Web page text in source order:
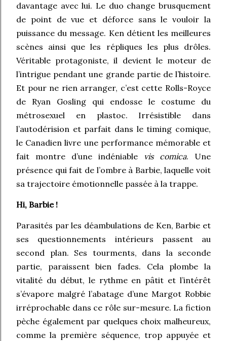
davantage avec lui. Le duo change brusquement
de point de vue et déforce sans le vouloir la
puissance du message. Ken détient les meilleures
scènes ainsi que les répliques les plus drôles.
Véritable protagoniste, il devient le moteur de
l’intrigue pendant une grande partie de l’histoire.
Et pour ne rien arranger, c’est cette Rolls-Royce
de Ryan Gosling qui endosse le costume du
métrosexuel en plastoc. Irrésistible dans
l’autodérision et parfait dans le timing comique,
le Canadien livre une performance mémorable et
fait montre d’une indéniable vis comica. Une
présence qui fait de l’ombre à Barbie, laquelle voit
sa trajectoire émotionnelle passée à la trappe.
Hi, Barbie !
Parasités par les déambulations de Ken, Barbie et
ses questionnements intérieurs passent au
second plan. Ses tourments, dans la seconde
partie, paraissent bien fades. Cela plombe la
vitalité du début, le rythme en pâtit et l’intérêt
s’évapore malgré l’abatage d’une Margot Robbie
irréprochable dans ce rôle sur-mesure. La fiction
pèche également par quelques choix malheureux,
comme la première séquence, trop appuyée et